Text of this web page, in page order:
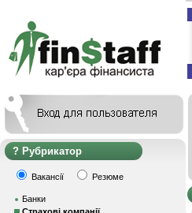
Рубрикатор
Вакансії Резюме
Банки